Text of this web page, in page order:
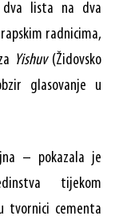
dva lista na dva
radnicima,
Yishuv(Židovsko
glasovanje u
– pokazala je
tijekom
tvornici cementa